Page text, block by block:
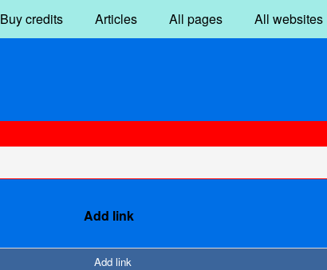
Buy credits Articles All pages All websites
Add link
Add link